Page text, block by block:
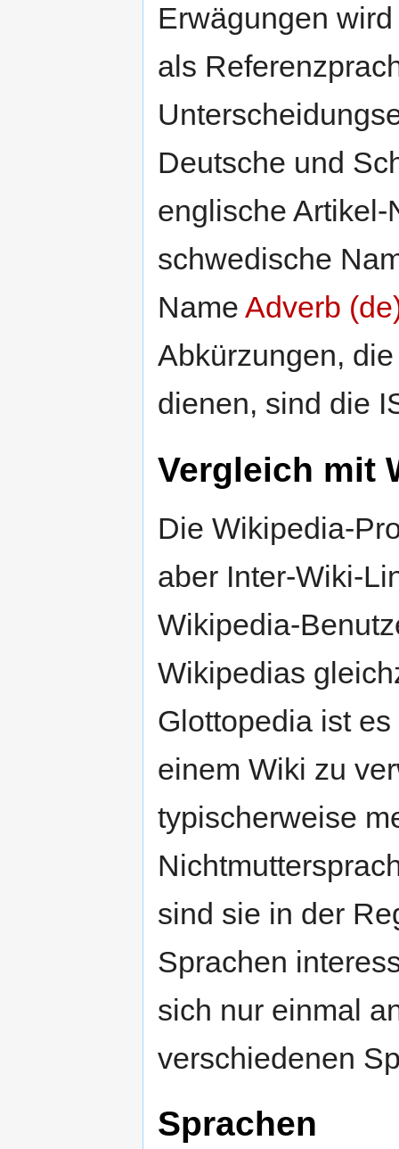
Erwägungen
als
Deutsche und
englische
schwedische
Name Adverb
Abkürzungen,
dienen, sind die
Vergleich mit
Die Wikipedia-
aber Inter-Wiki-
Wikipedia-
Wikipedias
Glottopedia ist
einem Wiki zu
typischerweise
sind sie in der
Sprachen
sich nur einmal
verschiedenen
Sprachen